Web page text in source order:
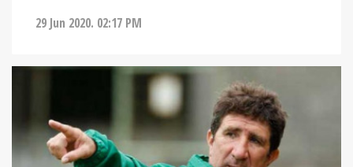
29 Jun 2020. 02:17 PM